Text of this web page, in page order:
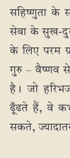
सहिष्णुता के
सेवा के सुख-दुख
के लिए परम
गुरु – वैष्णव
है। जो
ढूँढते हैं, वे
सकते,